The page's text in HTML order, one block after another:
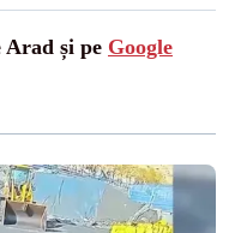
Arad și pe Google